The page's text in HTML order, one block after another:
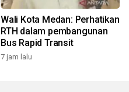
Wali Kota Medan: Perhatikan
RTH dalam pembangunan
Bus Rapid Transit
7 jam lalu